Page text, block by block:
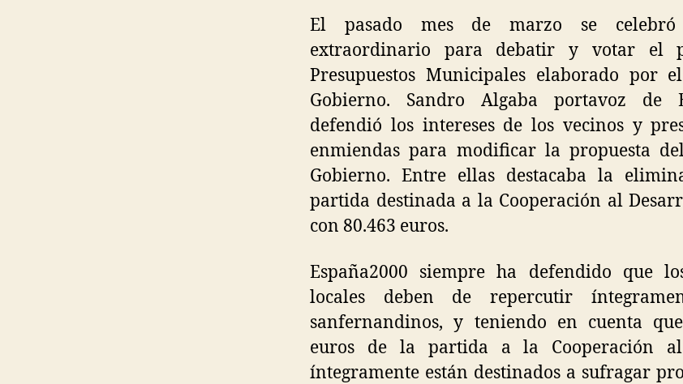
El pasado mes de marzo se
extraordinario para debatir y votar el
Presupuestos Municipales elaborado por
Gobierno. Sandro Algaba portavoz de
defendió los intereses de los vecinos y
enmiendas para modificar la propuesta
Gobierno. Entre ellas destacaba la
partida destinada a la Cooperación al
con 80.463 euros.
España2000 siempre ha defendido que
locales deben de repercutir
sanfernandinos, y teniendo en cuenta
euros de la partida a la Cooperación al
íntegramente están destinados a sufragar